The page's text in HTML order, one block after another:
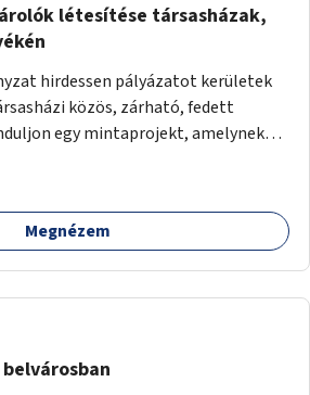
létesítése társasházak,
hirdessen pályázatot kerületek
közös, zárható, fedett
egy mintaprojekt, amelynek
Megnézem